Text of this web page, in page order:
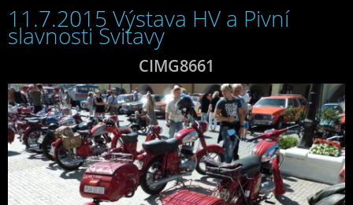
11.7.2015 Výstava HV a Pivní
slavnosti Svitavy
CIMG8661